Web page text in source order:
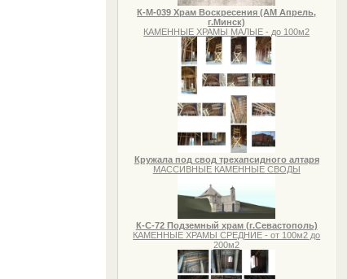
К-М-039 Храм Воскресения (АМ Апрель,
г.Минск)
КАМЕННЫЕ ХРАМЫ МАЛЫЕ - до 100м2
Кружала под свод трехапсидного алтаря
МАССИВНЫЕ КАМЕННЫЕ СВОДЫ
К-С-72 Подземный храм (г.Севастополь)
КАМЕННЫЕ ХРАМЫ СРЕДНИЕ - от 100м2 до
200м2